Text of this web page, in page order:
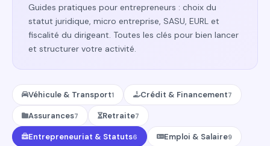
Guides pratiques pour entrepreneurs : choix du
statut juridique, micro entreprise, SASU, EURL et
fiscalité du dirigeant. Toutes les clés pour bien lancer
et structurer votre activité.
Véhicule & Transport1 Crédit & Financement7
Assurances7 Retraite7
Entrepreneuriat & Statuts6 Emploi & Salaire9